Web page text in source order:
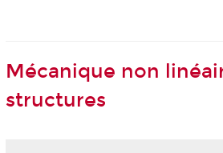
Mécanique non
structures